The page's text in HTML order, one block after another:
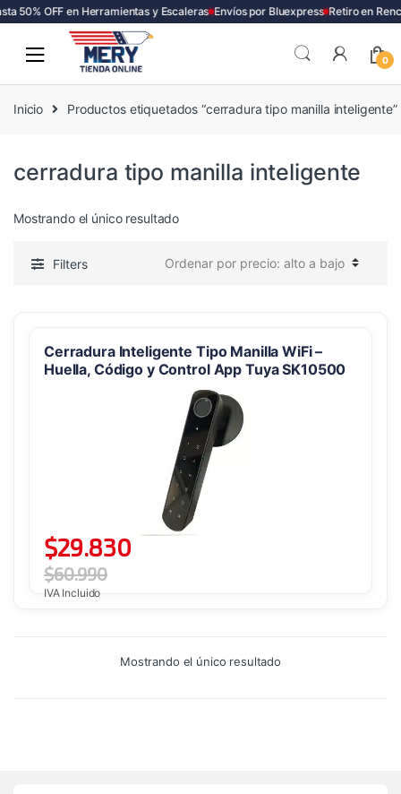
50% OFF en Herramientas y Escaleras Envíos por Bluexpress Retiro en
0
Inicio Productos etiquetados “cerradura tipo manilla inteligente”
cerradura tipo manilla inteligente
Mostrando el único resultado
Filters
Cerradura Inteligente Tipo Manilla WiFi –
Huella, Código y Control App Tuya SK10500
$29.830
$60.990
IVA Incluido
Mostrando el único resultado